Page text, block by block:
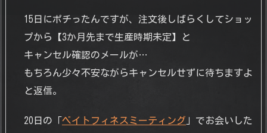
15日にポチったんですが、注文後しばらくしてショッ
プから【3か月先まで生産時期未定】と
キャンセル確認のメールが…
もちろん少々不安ながらキャンセルせずに待ちますよ
と返信。
20日の「ベイトフィネスミーティング 」でお会いした